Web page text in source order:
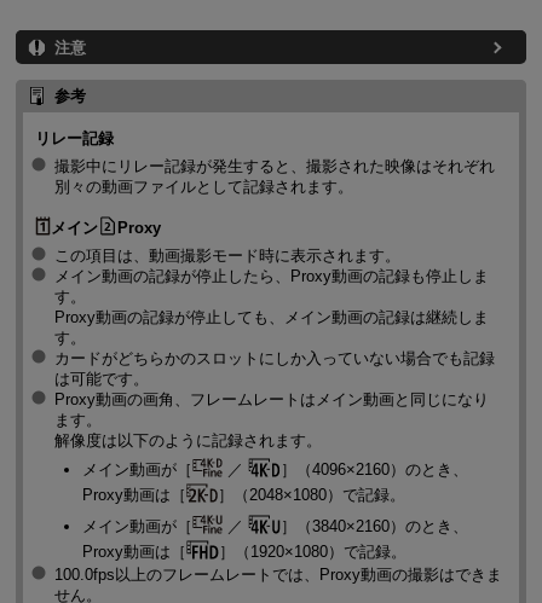
注意
参考
リレー記録
撮影中にリレー記録が発生すると、撮影された映像はそれぞれ
別々の動画ファイルとして記録されます。
メイン
Proxy
この項目は、動画撮影モード時に表示されます。
メイン動画の記録が停止したら、Proxy動画の記録も停止しま
す。
Proxy動画の記録が停止しても、メイン動画の記録は継続しま
す。
カードがどちらかのスロットにしか入っていない場合でも記録
は可能です。
Proxy動画の画角、フレームレートはメイン動画と同じになり
ます。
解像度は以下のように記録されます。
メイン動画が［
／
］（4096×2160）のとき、
Proxy動画は［
］（2048×1080）で記録。
メイン動画が［
／
］（3840×2160）のとき、
Proxy動画は［
］（1920×1080）で記録。
100.0fps以上のフレームレートでは、Proxy動画の撮影はできま
せん。